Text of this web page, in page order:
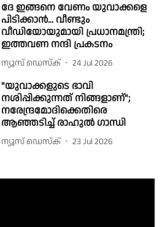
ദേ ഇങ്ങനെ വേണം യുവാക്കളെ
പിടിക്കാന്‍... വീണ്ടും
വീഡിയോയുമായി പ്രധാനമന്ത്രി;
ഇത്തവണ നന്ദി പ്രകടനം
ന്യൂസ് ഡെസ്ക് 24 Jul 2026
"യുവാക്കളുടെ ഭാവി
നശിപ്പിക്കുന്നത് നിങ്ങളാണ്";
നരേന്ദ്രമോദിക്കെതിരെ
ആഞ്ഞടിച്ച് രാഹുൽ ഗാന്ധി
ന്യൂസ് ഡെസ്ക് 23 Jul 2026